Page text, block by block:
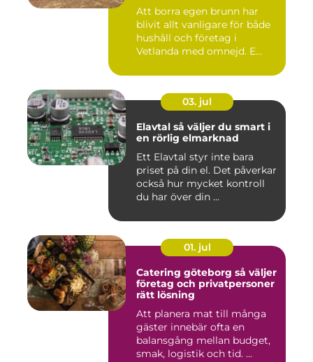
Att borra egen brunn har
blivit allt vanligare för både
hushåll och företag i
Vetlanda med omnejd. E...
03. jul
Elavtal så väljer du smart i
en rörlig elmarknad
Ett Elavtal styr inte bara
priset på din el. Det påverkar
också hur mycket kontroll
du har över din ...
01. jul
Catering göteborg så väljer
företag och privatpersoner
rätt lösning
Att planera mat till många
gäster innebär ofta en
balansgång mellan budget,
smak, logistik och tid. ...